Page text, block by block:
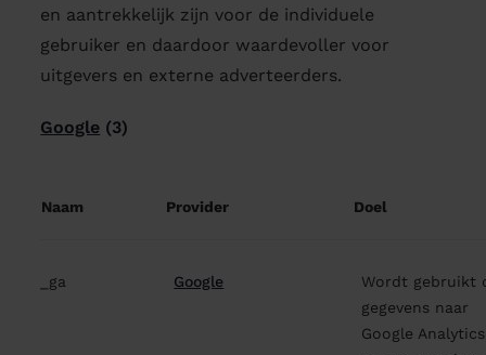
en aantrekkelijk zijn voor de individuele
gebruiker en daardoor waardevoller voor
uitgevers en externe adverteerders.
Google (3)
Naam Provider Doel
_ga Google
Wordt gebruikt
gegevens naar
Google